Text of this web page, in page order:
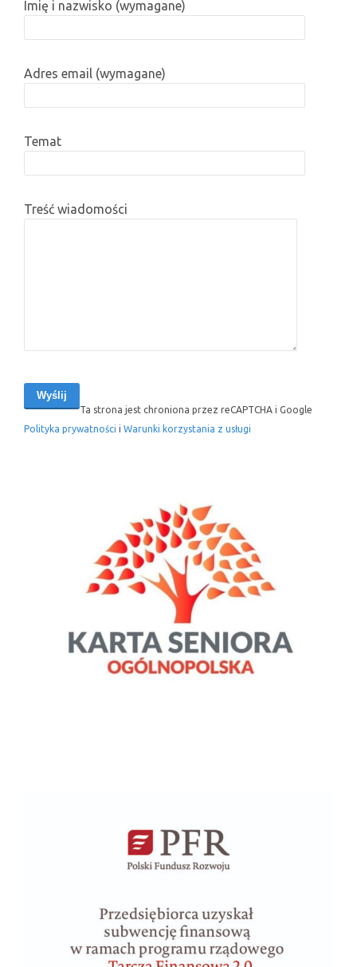
Imię i nazwisko (wymagane)
Adres email (wymagane)
Temat
Treść wiadomości
Ta strona jest chroniona przez reCAPTCHA i Google
Polityka prywatności i Warunki korzystania z usługi